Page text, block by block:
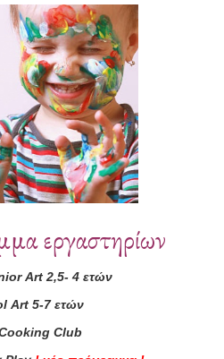
εργαστηρίων
Art2,5- 4 ετών
Art 5-7 ετών
Club